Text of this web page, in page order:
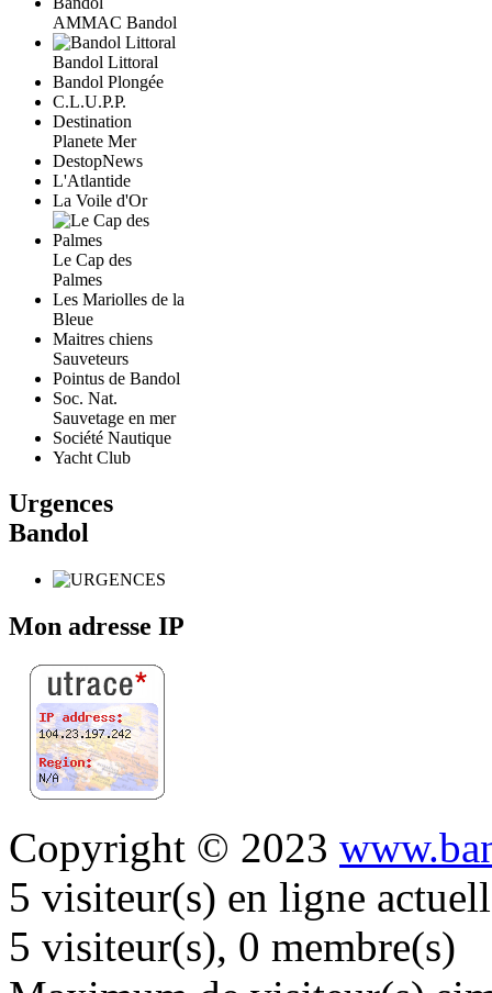
AMMAC Bandol
Bandol Littoral
Bandol Plongée
C.L.U.P.P.
Destination
Planete Mer
DestopNews
L'Atlantide
La Voile d'Or
Le Cap des
Palmes
Les Mariolles de la
Bleue
Maitres chiens
Sauveteurs
Pointus de Bandol
Soc. Nat.
Sauvetage en mer
Société Nautique
Yacht Club
Urgences
Bandol
Mon adresse IP
Copyright © 2023
5 visiteur(s) en ligne
5 visiteur(s), 0 membre(s)